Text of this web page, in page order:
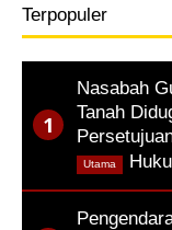
Terpopuler
Nasabah
Tanah
Utama